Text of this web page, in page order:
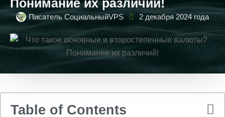
Понимание их различий!
Писатель СоциальныйVPS 2 декабря 2024 года
Table of Contents